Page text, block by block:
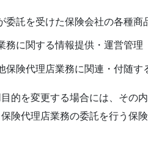
委託を受けた保険会社の各種
務に関する情報提供・運営管理
保険代理店業務に関連・付随す
目的を変更する場合には、その
険代理店業務の委託を行う保